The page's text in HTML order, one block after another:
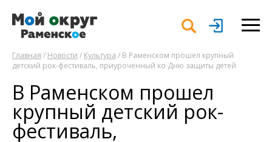
Главная / Новости / Культура / В Раменском прошел крупный
детский рок-фестиваль, приуроченный ко Дню защиты детей
В Раменском прошел
крупный детский рок-
фестиваль,